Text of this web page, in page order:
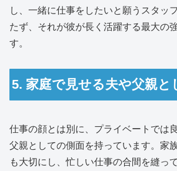
し、一緒に仕事をしたいと願うスタッ
たず、それが彼が長く活躍する最大の
す。
5. 家庭で見せる夫や父親と
仕事の顔とは別に、プライベートでは
父親としての側面を持っています。家
も大切にし、忙しい仕事の合間を縫っ